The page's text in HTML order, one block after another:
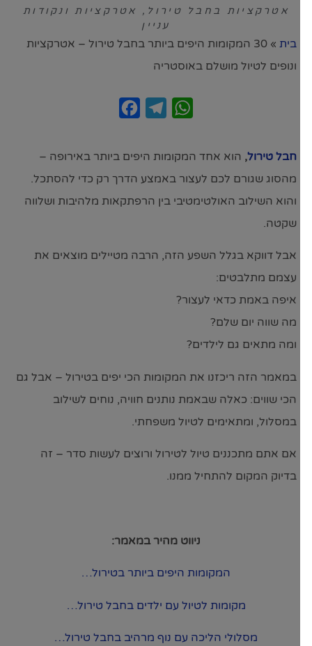
אטרקציות בחבל טירול ,אטרקציות ונקודות
עניין
בית»
30 המקומות היפים ביותר בחבל טירול – אטרקציות
ונופים לטיול מושלם באוסטריה
WhatsApp
Telegram
Facebook
חבל טירול,הוא אחד המקומות היפים ביותר באירופה –
מהסוג שגורם לכם לעצור באמצע הדרך רק כדי להסתכל.
והוא השילוב האולטימטיבי בין הרפתקאות מלהיבות ושלווה
שקטה.
אבל דווקא בגלל השפע הזה, הרבה מטיילים מוצאים את
עצמם מתלבטים:
איפה באמת כדאי לעצור?
מה שווה יום שלם?
ומה מתאים גם לילדים?
במאמר הזה ריכזנו את המקומות הכי יפים בטירול – אבל גם
הכי שווים: כאלה שבאמת נותנים חוויה, נוחים לשילוב
במסלול, ומתאימים לטיול משפחתי.
אם אתם מתכננים טיול לטירול ורוצים לעשות סדר – זה
בדיוק המקום להתחיל ממנו.
ניווט מהיר במאמר:
המקומות היפים ביותר בטירול…
מקומות לטיול עם ילדים בחבל טירול…
מסלולי הליכה עם נוף מרהיב בחבל טירול…